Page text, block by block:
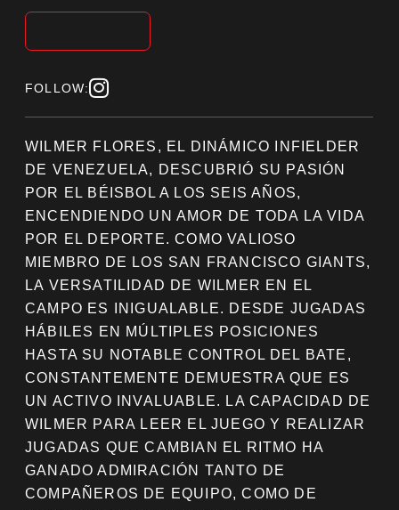
FOLLOW:
WILMER FLORES, EL DINÁMICO INFIELDER
DE VENEZUELA, DESCUBRIÓ SU PASIÓN
POR EL BÉISBOL A LOS SEIS AÑOS,
ENCENDIENDO UN AMOR DE TODA LA VIDA
POR EL DEPORTE. COMO VALIOSO
MIEMBRO DE LOS SAN FRANCISCO GIANTS,
LA VERSATILIDAD DE WILMER EN EL
CAMPO ES INIGUALABLE. DESDE JUGADAS
HÁBILES EN MÚLTIPLES POSICIONES
HASTA SU NOTABLE CONTROL DEL BATE,
CONSTANTEMENTE DEMUESTRA QUE ES
UN ACTIVO INVALUABLE. LA CAPACIDAD DE
WILMER PARA LEER EL JUEGO Y REALIZAR
JUGADAS QUE CAMBIAN EL RITMO HA
GANADO ADMIRACIÓN TANTO DE
COMPAÑEROS DE EQUIPO, COMO DE